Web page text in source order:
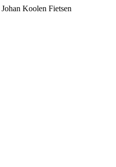
Koolen Fietsen